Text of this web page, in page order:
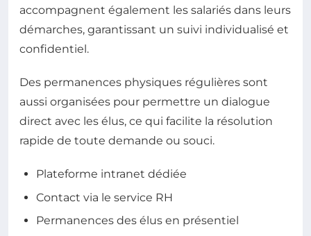
accompagnent également les salariés dans leurs
démarches, garantissant un suivi individualisé et
confidentiel.
Des permanences physiques régulières sont
aussi organisées pour permettre un dialogue
direct avec les élus, ce qui facilite la résolution
rapide de toute demande ou souci.
Plateforme intranet dédiée
Contact via le service RH
Permanences des élus en présentiel